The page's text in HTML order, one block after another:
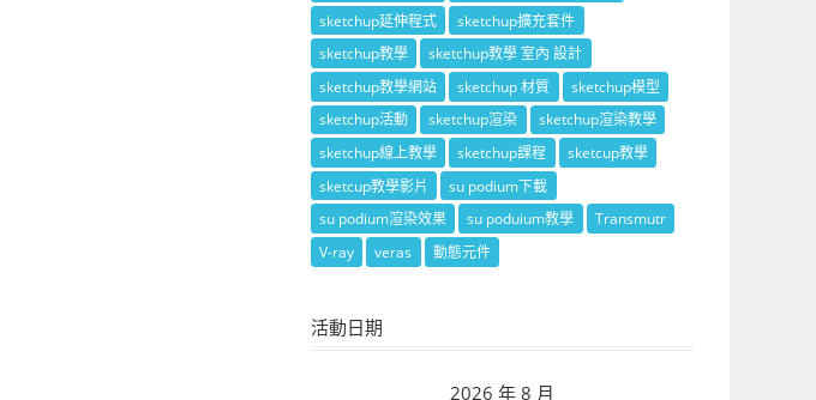
sketchup延伸程式
sketchup擴充套件
sketchup教學
sketchup教學 室內 設計
sketchup教學網站
sketchup 材質
sketchup模型
sketchup活動
sketchup渲染
sketchup渲染教學
sketchup線上教學
sketchup課程
sketcup教學
sketcup教學影片
su podium下載
su podium渲染效果
su poduium教學
Transmutr
V-ray
veras 動態元件
活動日期
2026 年 8 月